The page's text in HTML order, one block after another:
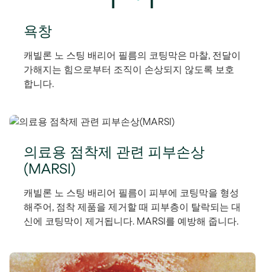
욕창
캐빌론 노 스팅 배리어 필름의 코팅막은 마찰, 전달이
가해지는 힘으로부터 조직이 손상되지 않도록 보호
합니다.
의료용 점착제 관련 피부손상
(MARSI)
캐빌론 노 스팅 배리어 필름이 피부에 코팅막을 형성
해주어, 점착 제품을 제거할 때 피부층이 탈락되는 대
신에 코팅막이 제거됩니다. MARSI를 예방해 줍니다.